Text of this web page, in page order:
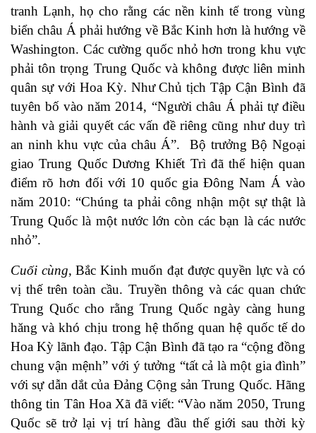
tranh Lạnh, họ cho rằng các nền kinh tế trong vùng
biển châu Á phải hướng về Bắc Kinh hơn là hướng về
Washington. Các cường quốc nhỏ hơn trong khu vực
phải tôn trọng Trung Quốc và không được liên minh
quân sự với Hoa Kỳ. Như Chủ tịch Tập Cận Bình đã
tuyên bố vào năm 2014, “Người châu Á phải tự điều
hành và giải quyết các vấn đề riêng cũng như duy trì
an ninh khu vực của châu Á”. Bộ trưởng Bộ Ngoại
giao Trung Quốc Dương Khiết Trì đã thể hiện quan
điểm rõ hơn đối với 10 quốc gia Đông Nam Á vào
năm 2010: “Chúng ta phải công nhận một sự thật là
Trung Quốc là một nước lớn còn các bạn là các nước
nhỏ”.
Cuối cùng, Bắc Kinh muốn đạt được quyền lực và có
vị thế trên toàn cầu. Truyền thông và các quan chức
Trung Quốc cho rằng Trung Quốc ngày càng hung
hăng và khó chịu trong hệ thống quan hệ quốc tế do
Hoa Kỳ lãnh đạo. Tập Cận Bình đã tạo ra “cộng đồng
chung vận mệnh” với ý tưởng “tất cả là một gia đình”
với sự dẫn dắt của Đảng Cộng sản Trung Quốc. Hãng
thông tin Tân Hoa Xã đã viết: “Vào năm 2050, Trung
Quốc sẽ trở lại vị trí hàng đầu thế giới sau thời kỳ